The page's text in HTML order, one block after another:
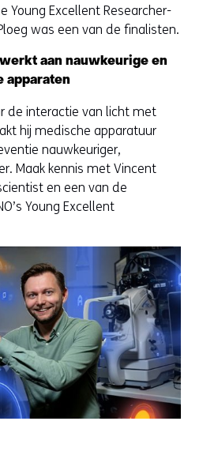
Young Excellent Researcher-
was een van de finalisten.
aan nauwkeurige en
apparaten
de interactie van licht met
hij medische apparatuur
nauwkeuriger,
Maak kennis met Vincent
en een van de
Young Excellent